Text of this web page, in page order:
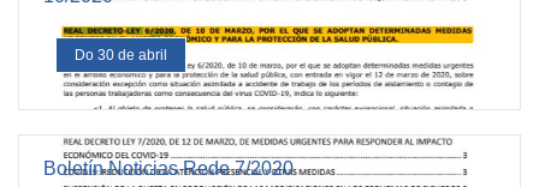
Do 30 de abril
Boletín Noticias Rede 7/2020